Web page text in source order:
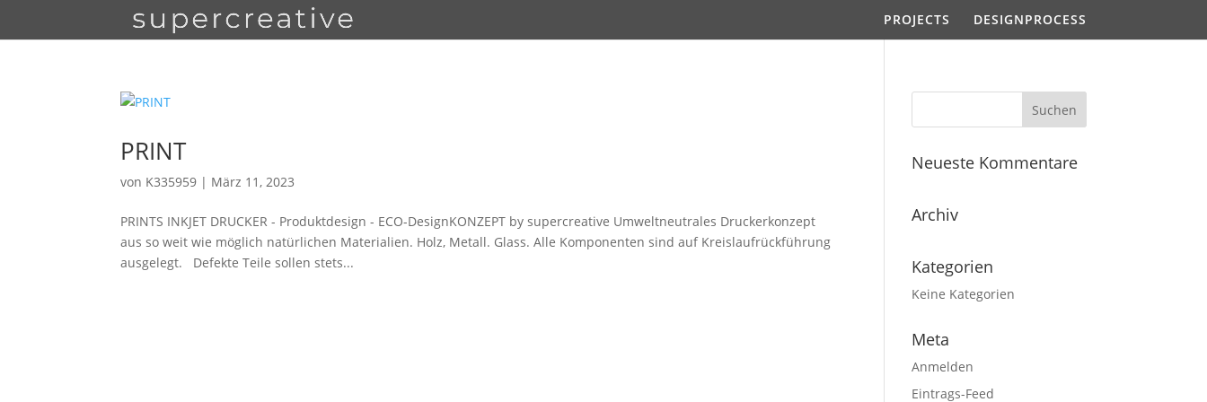
PROJECTS DESIGNPROCESS
PRINT
von K335959 | März 11, 2023
PRINTS INKJET DRUCKER - Produktdesign - ECO-DesignKONZEPT by supercreative Umweltneutrales Druckerkonzept
aus so weit wie möglich natürlichen Materialien. Holz, Metall. Glass. Alle Komponenten sind auf Kreislaufrückführung
ausgelegt. Defekte Teile sollen stets...
Neueste Kommentare
Archiv
Kategorien
Keine Kategorien
Meta
Anmelden
Eintrags-Feed